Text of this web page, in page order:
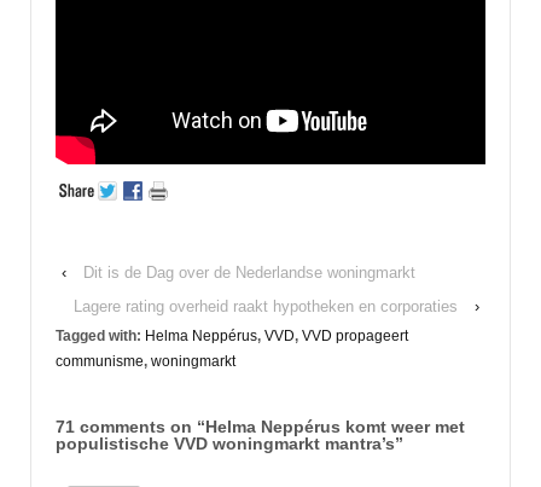
‹
Dit is de Dag over de Nederlandse woningmarkt
Lagere rating overheid raakt hypotheken en corporaties
›
Tagged with: Helma Neppérus, VVD, VVD propageert
communisme, woningmarkt
71 comments on “Helma Neppérus komt weer met
populistische VVD woningmarkt mantra’s”